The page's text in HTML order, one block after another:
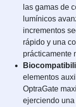
las gamas de
lumínicos
incrementos
rápido y una
prácticamente
elementos
OptraGate
ejerciendo